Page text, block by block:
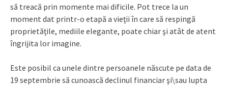
să treacă prin momente mai dificile. Pot trece la un
moment dat printr-o etapă a vieţii în care să respingă
proprietăţile, mediile elegante, poate chiar şi atât de atent
îngrijita lor imagine.
Este posibil ca unele dintre persoanele născute pe data de
19 septembrie să cunoască declinul financiar şi\sau lupta